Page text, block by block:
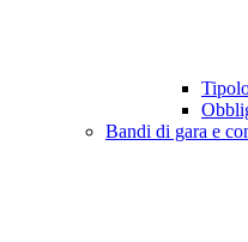
Bandi di gara e